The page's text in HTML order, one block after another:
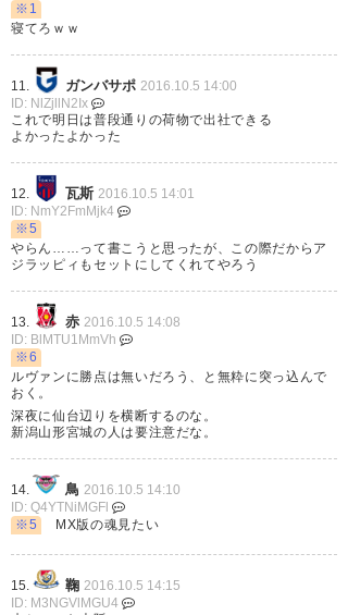
※1
寝てろｗｗ
11. ガンバサポ 2016.10.5 14:00
ID: NlZjllN2Ix
これで明日は普段通りの荷物で出社できる
よかったよかった
12. 瓦斯 2016.10.5 14:01
ID: NmY2FmMjk4
※5
やらん……って書こうと思ったが、この際だからア
ジラッピィもセットにしてくれてやろう
13. 赤 2016.10.5 14:08
ID: BlMTU1MmVh
※6
ルヴァンに勝点は無いだろう、と無粋に突っ込んで
おく。
深夜に仙台辺りを横断するのな。
新潟山形宮城の人は要注意だな。
14. 鳥 2016.10.5 14:10
ID: Q4YTNiMGFl
※5
MX版の魂見たい
15. 鞠 2016.10.5 14:15
ID: M3NGVlMGU4